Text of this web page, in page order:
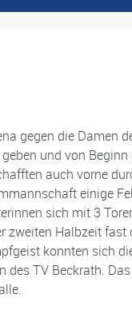
gegen die Damen
und von
auch vorne
einige
sich mit 3
zweiten Halbzeit fast
konnten sich
des TV Beckrath.